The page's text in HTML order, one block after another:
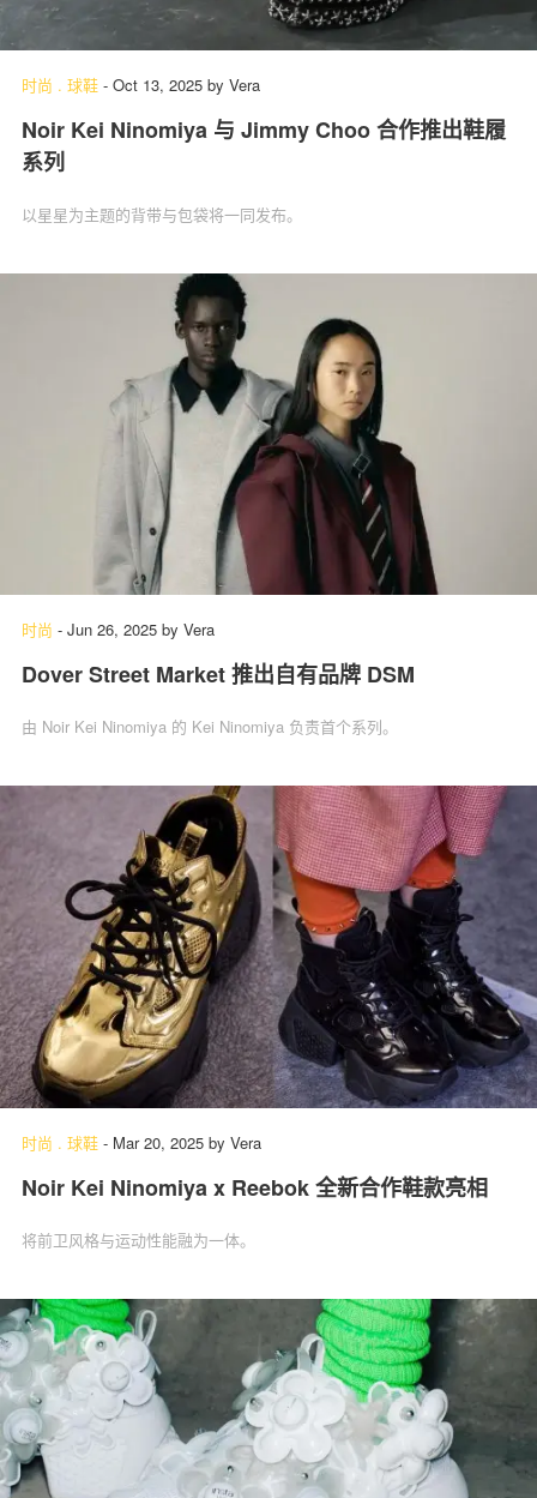
时尚 . 球鞋 - Oct 13, 2025 by Vera
Noir Kei Ninomiya 与 Jimmy Choo 合作推出鞋履
系列
以星星为主题的背带与包袋将一同发布。
时尚 - Jun 26, 2025 by Vera
Dover Street Market 推出自有品牌 DSM
由 Noir Kei Ninomiya 的 Kei Ninomiya 负责首个系列。
时尚 . 球鞋 - Mar 20, 2025 by Vera
Noir Kei Ninomiya x Reebok 全新合作鞋款亮相
将前卫风格与运动性能融为一体。